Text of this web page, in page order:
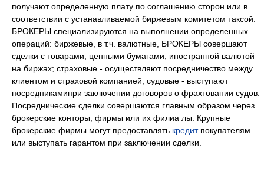
получают определенную плату по соглашению сторон или в
соответствии с устанавливаемой биржевым комитетом таксой.
БРОКЕРЫ специализируются на выполнении определенных
операций: биржевые, в т.ч. валютные, БРОКЕРЫ совершают
сделки с товарами, ценными бумагами, иностранной валютой
на биржах; страховые - осуществляют посредничество между
клиентом и страховой компанией; судовые - выступают
посредникамипри заключении договоров о фрахтовании судов.
Посреднические сделки совершаются главным образом через
брокерские конторы, фирмы или их филиа лы. Крупные
брокерские фирмы могут предоставлять кредитпокупателям
или выступать гарантом при заключении сделки.